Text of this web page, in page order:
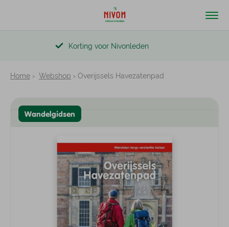
Korting voor Nivonleden
Home Webshop Overijssels Havezatenpad
Wandelgidsen